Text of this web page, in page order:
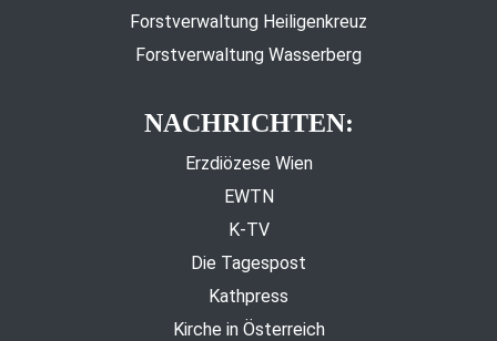
Forstverwaltung Heiligenkreuz
Forstverwaltung Wasserberg
NACHRICHTEN:
Erzdiözese Wien
EWTN
K-TV
Die Tagespost
Kathpress
Kirche in Österreich